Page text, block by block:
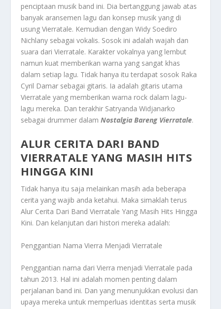
penciptaan musik band ini. Dia bertanggung jawab atas
banyak aransemen lagu dan konsep musik yang di
usung Vierratale. Kemudian dengan Widy Soediro
Nichlany sebagai vokalis. Sosok ini adalah wajah dan
suara dari Vierratale. Karakter vokalnya yang lembut
namun kuat memberikan warna yang sangat khas
dalam setiap lagu. Tidak hanya itu terdapat sosok Raka
Cyril Damar sebagai gitaris. Ia adalah gitaris utama
Vierratale yang memberikan warna rock dalam lagu-
lagu mereka. Dan terakhir Satryanda Widjanarko
sebagai drummer dalamNostalgia Bareng Vierratale.
ALUR CERITA DARI BAND
VIERRATALE YANG MASIH HITS
HINGGA KINI
Tidak hanya itu saja melainkan masih ada beberapa
cerita yang wajib anda ketahui. Maka simaklah terus
Alur Cerita Dari Band Vierratale Yang Masih Hits Hingga
Kini. Dan kelanjutan dari histori mereka adalah:
Penggantian Nama Vierra Menjadi Vierratale
Penggantian nama dari Vierra menjadi Vierratale pada
tahun 2013. Hal ini adalah momen penting dalam
perjalanan band ini. Dan yang menunjukkan evolusi dan
upaya mereka untuk memperluas identitas serta musik